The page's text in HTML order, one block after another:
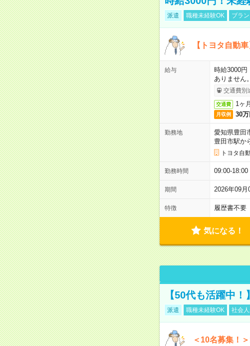
派遣 職種未経験OK ブラ
【トヨタ自動
給与
時給3000
ありません。
交通費別
交通費 1ヶ
月収例 30万
勤務地
愛知県豊田
豊田市駅か
トヨタ自
勤務時間 09:00-18:00
期間 2026年09
特徴 履歴書不要
気になる！
【50代も活躍中
派遣 職種未経験OK 社会
＜10名募集！